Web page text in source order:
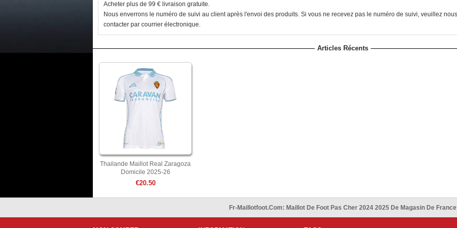
Acheter plus de 99 € livraison gratuite.
Nous enverrons le numéro de suivi au client après l'envoi des produits. Si vous ne recevez pas le numéro de suivi, veuillez nous
contacter par courrier électronique.
Articles Récents
Thailande Maillot Real Zaragoza
Domicile 2025-26
€20.50
Fr-Maillotfoot.com: Maillot De Foot Pas Cher 2024 2025 De Magasin De France